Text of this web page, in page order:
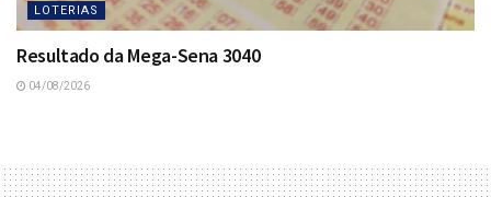
LOTERIAS
Resultado da Mega-Sena 3040
04/08/2026